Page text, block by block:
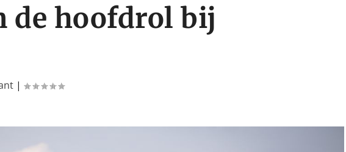
de hoofdrol bij
|